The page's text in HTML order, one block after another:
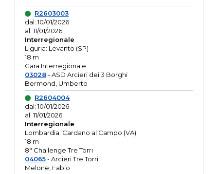
R2603003
dal: 10/01/2026
al: 11/01/2026
Interregionale
Liguria: Levanto (SP)
18 m
Gara Interregionale
03028- ASD Arcieri dei 3 Borghi
Bermond, Umberto
R2604004
dal: 10/01/2026
al: 11/01/2026
Interregionale
Lombardia: Cardano al Campo (VA)
18 m
8° Challenge Tre Torri
04065- Arcieri Tre Torri
Melone, Fabio